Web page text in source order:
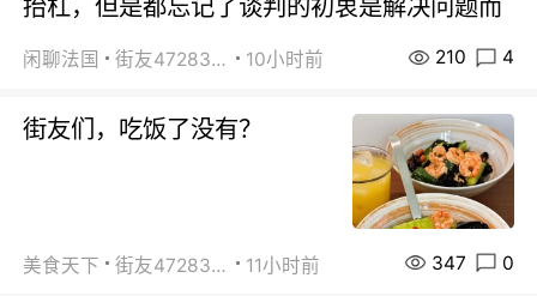
抬杠，但是都忘记了谈判的初衷是解决问题而
闲聊法国 街友472838572 10小时前 210 4
街友们，吃饭了没有？
美食天下 街友472838572 11小时前 347 0